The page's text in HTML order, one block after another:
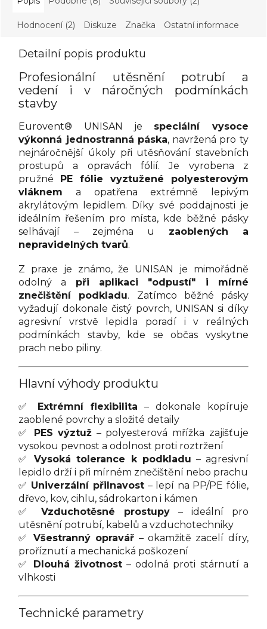
Hodnocení (2) Diskuze Značka Ostatní informace
Detailní popis produktu
Profesionální utěsnění potrubí a
vedení i v náročných podmínkách
stavby
Eurovent® UNISAN je
speciální vysoce
výkonná jednostranná páska, navržená pro ty
nejnáročnější úkoly při utěsňování stavebních
prostupů a opravách fólií. Je vyrobena z
pružné
PE fólie vyztužené polyesterovým
vláknem
a opatřena extrémně lepivým
akrylátovým lepidlem. Díky své poddajnosti je
ideálním řešením pro místa, kde běžné pásky
selhávají – zejména u
zaoblených a
nepravidelných tvarů.
Z praxe je známo, že UNISAN je mimořádně
odolný a
při aplikaci "odpustí" i mírné
znečištění podkladu. Zatímco běžné pásky
vyžadují dokonale čistý povrch, UNISAN si díky
agresivní vrstvě lepidla poradí i v reálných
podmínkách stavby, kde se občas vyskytne
prach nebo piliny.
Hlavní výhody produktu
✅ Extrémní flexibilita
– dokonale kopíruje
zaoblené povrchy a složité detaily
✅
PES výztuž – polyesterová mřížka zajišťuje
vysokou pevnost a odolnost proti roztržení
✅
Vysoká tolerance k podkladu – agresivní
lepidlo drží i při mírném znečištění nebo prachu
✅ Univerzální přilnavost – lepí na PP/PE fólie,
dřevo, kov, cihlu, sádrokarton i kámen
✅
Vzduchotěsné prostupy
– ideální pro
utěsnění potrubí, kabelů a vzduchotechniky
✅
Všestranný opravář – okamžitě zacelí díry,
proříznutí a mechanická poškození
✅
Dlouhá životnost – odolná proti stárnutí a
vlhkosti
Technické parametry